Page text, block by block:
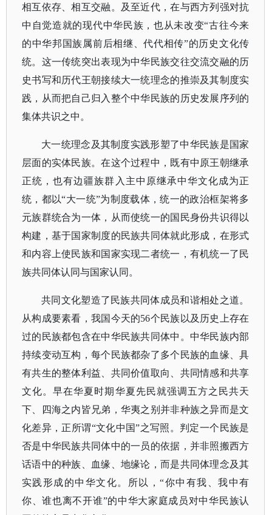
相互依存、相互交融。及至近代，在与西方列强对抗
中自觉造就的现代中华民族，也从未改变“古往今来
的中华邦国族属前后相继、代代相传”的历史文化传
统。 这一传统突出表现为中华民族交往交流交融的历
史书写和历代王朝接续大一统理念的推崇及其制度实
践，从而把自己归入整个中华民族的历史发展序列的
集体共识之中。
大一统理念及其制度实践形塑了中华民族是国家
层面的实体民族。在这个过程中，既有中原王朝继承
正统，也有边疆族群入主中原继承中华文化成为正
统，都以“大一统”为制度载体，统一的政治框架将多
元族群统合为一体，从而使统一的国民身份共识得以
构建，基于国家制度的民族共同体就此形成，在形式
和内容上使民族和国家实现二者统一，有机统一了民
族共同体认同与国家认同。
共同文化塑造了民族共同体成员和谐相处之道。
从构成要素看，我国今天的56个民族以及历史上存在
过的民族都包含在中华民族共同体中。中华民族内部
持续变动互构，每个民族都杂了多个民族的血缘、具
有共生的整体利益、共同价值取向、共同情感和共享
文化。早在华夏时期华夏先民就强调五方之民共天
下、四海之内皆兄弟，华夷之别并非种族之异而是文
化差异，正所谓“文化中国”之写照。判定一个民族是
否是中华民族共同体中的一员的依据，并非照搬西方
话语中的种族、血缘、地缘论，而是共同体理念及其
实践形成的中华文化。所以，“你中有我、我中有
你、谁也离不开谁”的中华大家庭成员对中华民族认